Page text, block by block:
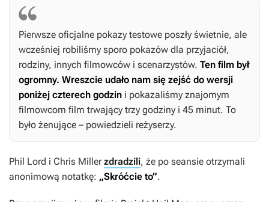
Pierwsze oficjalne pokazy testowe poszły świetnie, ale
wcześniej robiliśmy sporo pokazów dla przyjaciół,
rodziny, innych filmowców i scenarzystów. Ten film był
ogromny. Wreszcie udało nam się zejść do wersji
poniżej czterech godzin i pokazaliśmy znajomym
filmowcom film trwający trzy godziny i 45 minut. To
było żenujące – powiedzieli reżyserzy.
Phil Lord i Chris Millerzdradzili, że po seansie otrzymali
anonimową notatkę: „Skróćcie to”.